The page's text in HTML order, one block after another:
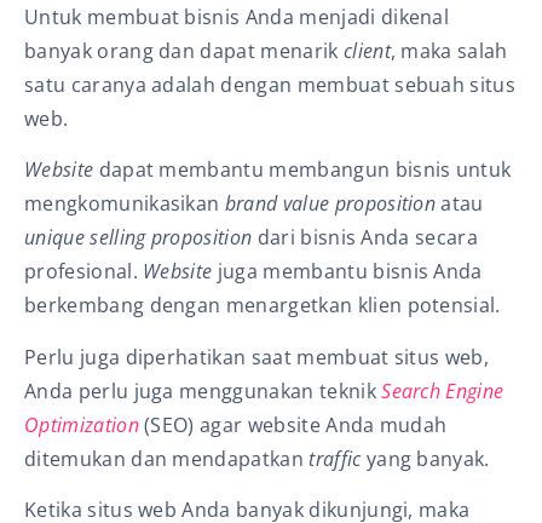
Untuk membuat bisnis Anda menjadi dikenal
banyak orang dan dapat menarik client, maka salah
satu caranya adalah dengan membuat sebuah situs
web.
Website dapat membantu membangun bisnis untuk
mengkomunikasikan brand value propositionatau
unique selling proposition dari bisnis Anda secara
profesional. Website juga membantu bisnis Anda
berkembang dengan menargetkan klien potensial.
Perlu juga diperhatikan saat membuat situs web,
Anda perlu juga menggunakan teknikSearch Engine
Optimization(SEO) agar website Anda mudah
ditemukan dan mendapatkan trafficyang banyak.
Ketika situs web Anda banyak dikunjungi, maka